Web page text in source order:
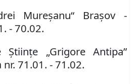
Mureşanu“ Braşov
-
- 70.02.
„Grigore Antipa”
nr. 71.01. - 71.02.